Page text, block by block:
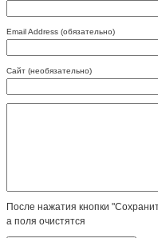
Email Address (обязательно)
Сайт (необязательно)
После нажатия кнопки
а поля очистятся